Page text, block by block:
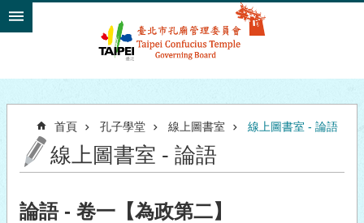
跳到主要內容區塊
首頁 孔子學堂 線上圖書室 線上圖書室 - 論語
線上圖書室 - 論語
論語 - 卷一【為政第二】